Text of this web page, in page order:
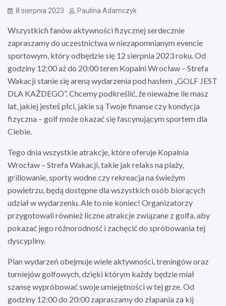
8 sierpnia 2023 Paulina Adamczyk
Wszystkich fanów aktywności fizycznej serdecznie
zapraszamy do uczestnictwa w niezapomnianym evencie
sportowym, który odbędzie się 12 sierpnia 2023 roku. Od
godziny 12:00 aż do 20:00 teren Kopalni Wrocław – Strefa
Wakacji stanie się areną wydarzenia pod hasłem „GOLF JEST
DLA KAŻDEGO”. Chcemy podkreślić, że nieważne ile masz
lat, jakiej jesteś płci, jakie są Twoje finanse czy kondycja
fizyczna – golf może okazać się fascynującym sportem dla
Ciebie.
Tego dnia wszystkie atrakcje, które oferuje Kopalnia
Wrocław – Strefa Wakacji, takie jak relaks na plaży,
grillowanie, sporty wodne czy rekreacja na świeżym
powietrzu, będą dostępne dla wszystkich osób biorących
udział w wydarzeniu. Ale to nie koniec! Organizatorzy
przygotowali również liczne atrakcje związane z golfa, aby
pokazać jego różnorodność i zachęcić do spróbowania tej
dyscypliny.
Plan wydarzeń obejmuje wiele aktywności, treningów oraz
turniejów golfowych, dzięki którym każdy będzie miał
szansę wypróbować swoje umiejętności w tej grze. Od
godziny 12:00 do 20:00 zapraszamy do złapania za kij